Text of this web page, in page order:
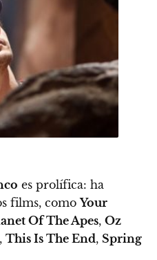
es prolífica: ha
films, comoYour
Of The Apes, Oz
, This Is The End, Spring